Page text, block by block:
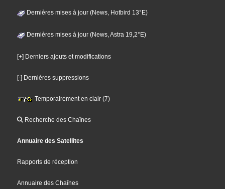
Dernières mises à jour (News, Hotbird 13°E)
Dernières mises à jour (News, Astra 19,2°E)
[+] Derniers ajouts et modifications
[-] Dernières suppressions
Temporairement en clair (7)
Recherche des Chaînes
Annuaire des Satellites
Rapports de réception
Annuaire des Chaînes